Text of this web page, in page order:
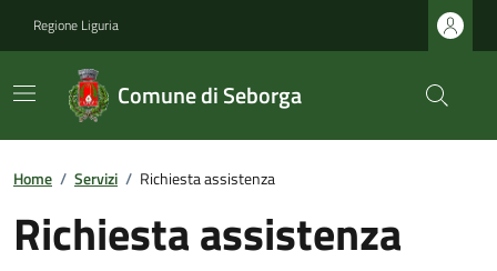
Regione Liguria
Comune di Seborga
Home / Servizi / Richiesta assistenza
Richiesta assistenza